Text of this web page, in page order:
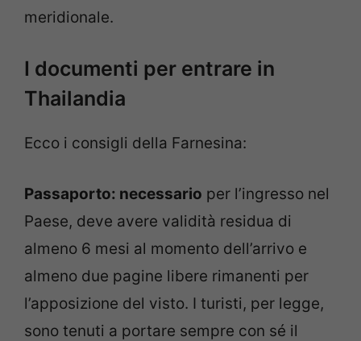
meridionale.
I documenti per entrare in
Thailandia
Ecco i consigli della Farnesina:
Passaporto: necessario per l’ingresso nel
Paese, deve avere validità residua di
almeno 6 mesi al momento dell’arrivo e
almeno due pagine libere rimanenti per
l’apposizione del visto. I turisti, per legge,
sono tenuti a portare sempre con sé il